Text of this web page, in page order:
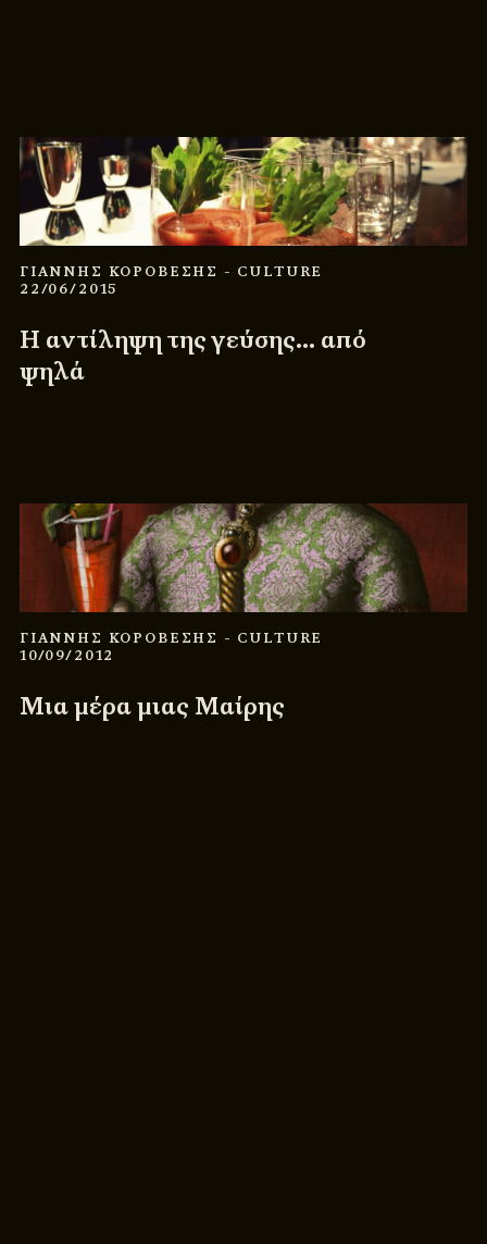
ΓΙΑΝΝΗΣ ΚΟΡΟΒΕΣΗΣ - CULTURE
22/06/2015
Η αντίληψη της γεύσης… από
ψηλά
ΓΙΑΝΝΗΣ ΚΟΡΟΒΕΣΗΣ - CULTURE
10/09/2012
Μια μέρα μιας Μαίρης